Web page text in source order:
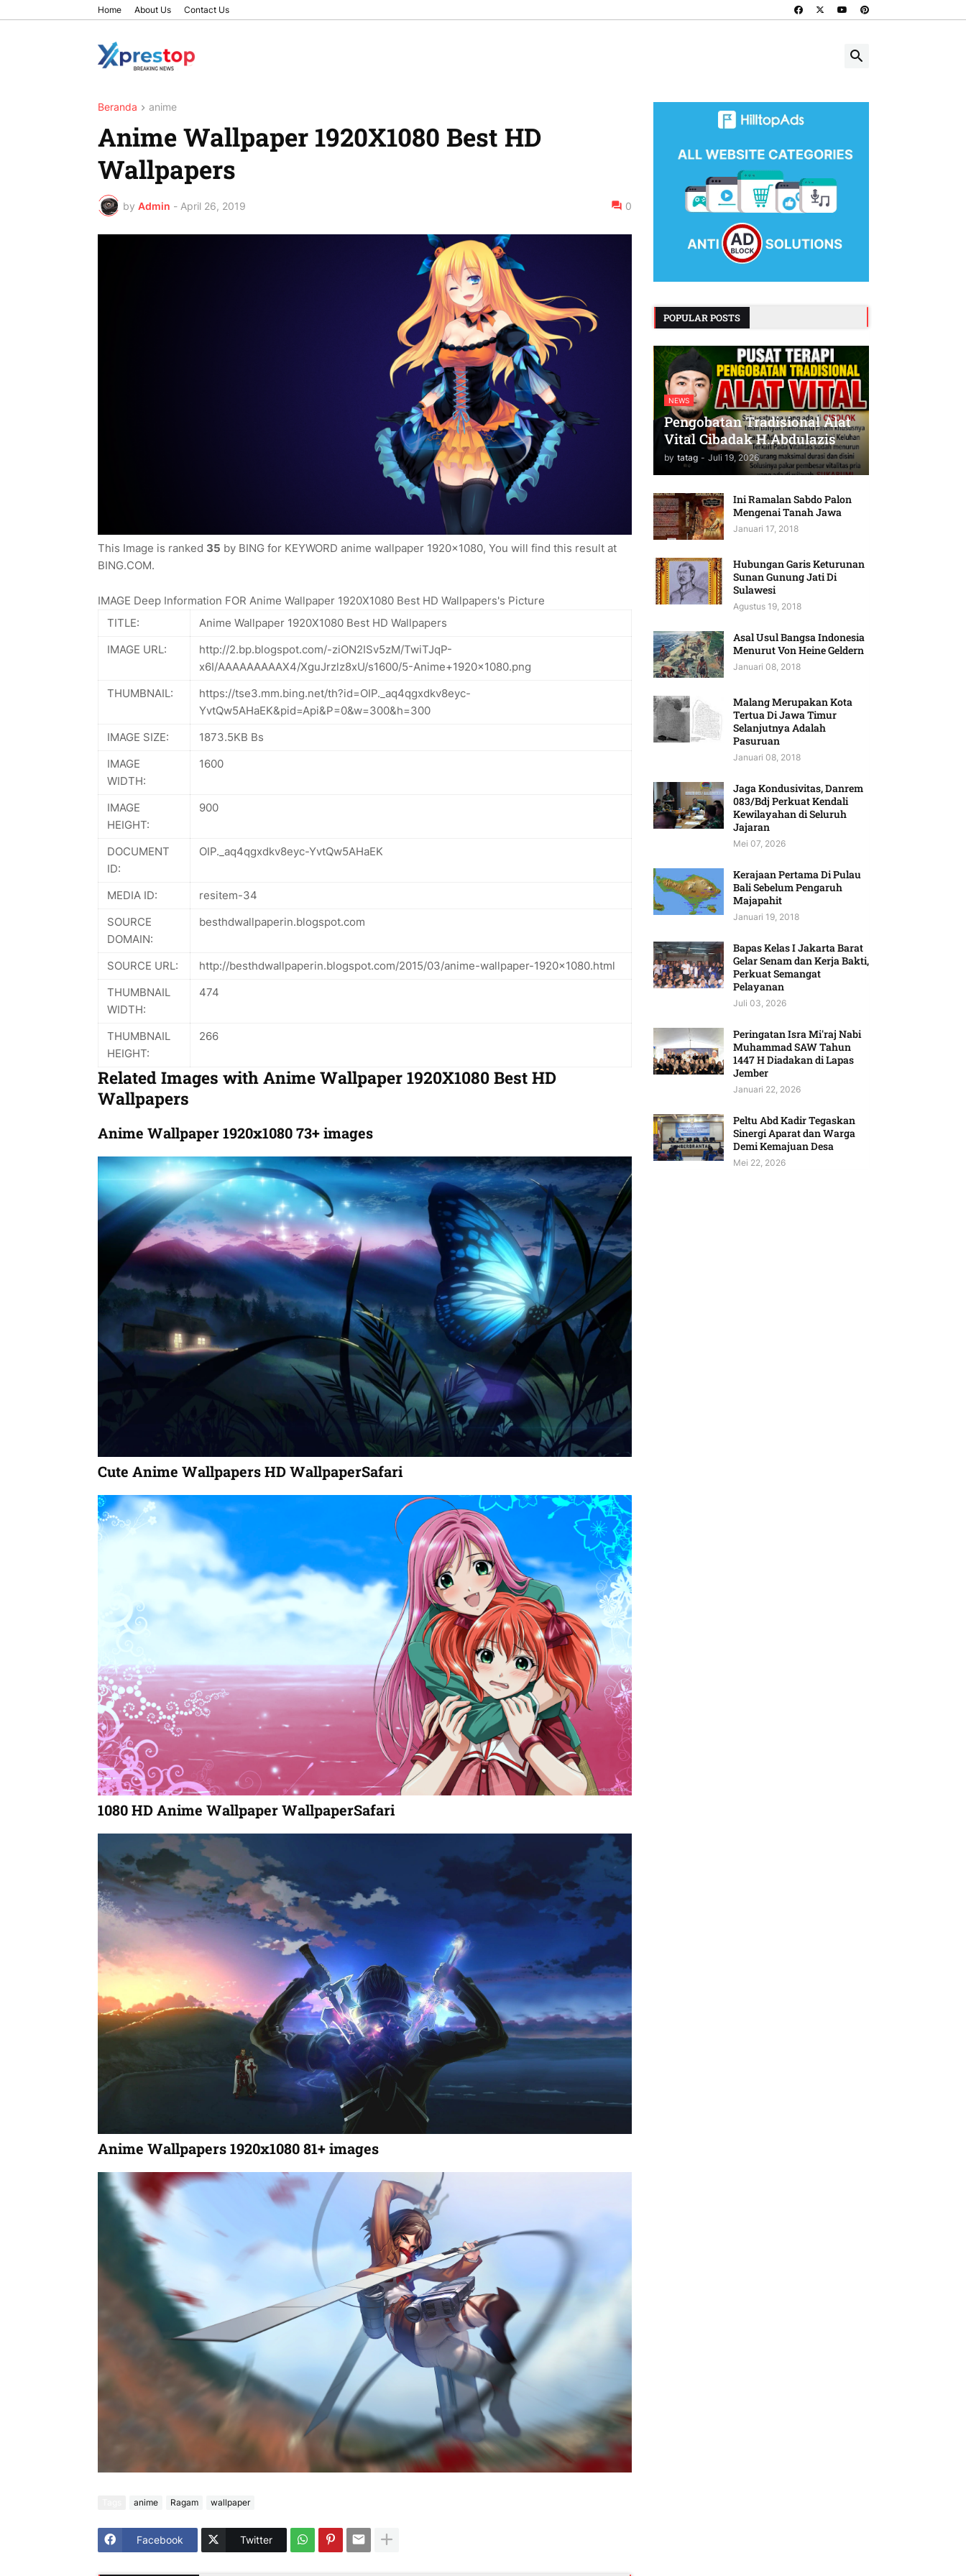
Home About Us Contact Us
Beranda anime
Anime Wallpaper 1920X1080 Best HD
Wallpapers
by Admin - April 26, 2019 0
This Image is ranked 35 by BING for KEYWORD anime wallpaper 1920x1080, You will find this result at
BING.COM.
IMAGE Deep Information FOR Anime Wallpaper 1920X1080 Best HD Wallpapers's Picture
TITLE:
Anime Wallpaper 1920X1080 Best HD Wallpapers
IMAGE URL:
http://2.bp.blogspot.com/-ziON2ISv5zM/TwiTJqP-
x6I/AAAAAAAAAX4/XguJrzlz8xU/s1600/5-Anime+1920x1080.png
THUMBNAIL:
https://tse3.mm.bing.net/th?id=OIP._aq4qgxdkv8eyc-
YvtQw5AHaEK&pid=Api&P=0&w=300&h=300
IMAGE SIZE:
1873.5KB Bs
IMAGE
WIDTH:
1600
IMAGE
HEIGHT:
900
DOCUMENT
ID:
OIP._aq4qgxdkv8eyc-YvtQw5AHaEK
MEDIA ID:
resitem-34
SOURCE
DOMAIN:
besthdwallpaperin.blogspot.com
SOURCE URL:
http://besthdwallpaperin.blogspot.com/2015/03/anime-wallpaper-1920x1080.html
THUMBNAIL
WIDTH:
474
THUMBNAIL
HEIGHT:
266
Related Images with Anime Wallpaper 1920X1080 Best HD
Wallpapers
Anime Wallpaper 1920x1080 73+ images
Cute Anime Wallpapers HD WallpaperSafari
1080 HD Anime Wallpaper WallpaperSafari
Anime Wallpapers 1920x1080 81+ images
anime Ragam wallpaper
Facebook Twitter
POPULAR POSTS
NEWS
Pengobatan Tradisional Alat
Vital Cibadak H.Abdulazis
by tatag - Juli 19, 2026
Ini Ramalan Sabdo Palon
Mengenai Tanah Jawa
Januari 17, 2018
Hubungan Garis Keturunan
Sunan Gunung Jati Di
Sulawesi
Agustus 19, 2018
Asal Usul Bangsa Indonesia
Menurut Von Heine Geldern
Januari 08, 2018
Malang Merupakan Kota
Tertua Di Jawa Timur
Selanjutnya Adalah
Pasuruan
Januari 08, 2018
Jaga Kondusivitas, Danrem
083/Bdj Perkuat Kendali
Kewilayahan di Seluruh
Jajaran
Mei 07, 2026
Kerajaan Pertama Di Pulau
Bali Sebelum Pengaruh
Majapahit
Januari 19, 2018
Bapas Kelas I Jakarta Barat
Gelar Senam dan Kerja Bakti,
Perkuat Semangat
Pelayanan
Juli 03, 2026
Peringatan Isra Mi'raj Nabi
Muhammad SAW Tahun
1447 H Diadakan di Lapas
Jember
Januari 22, 2026
Peltu Abd Kadir Tegaskan
Sinergi Aparat dan Warga
Demi Kemajuan Desa
Mei 22, 2026